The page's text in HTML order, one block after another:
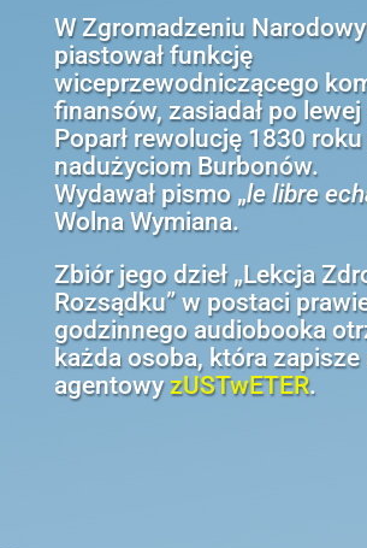
W Zgromadzeniu
piastował funkcję
wiceprzewodniczącego
finansów, zasiadał po
Poparł rewolucję 1830
nadużyciom Burbonów.
Wydawał pismo „le libre
Wolna Wymiana.
Zbiór jego dzieł „Lekcja
Rozsądku” w postaci
godzinnego audiobooka
każda osoba, która zapisze
agentowyzUSTwETER.